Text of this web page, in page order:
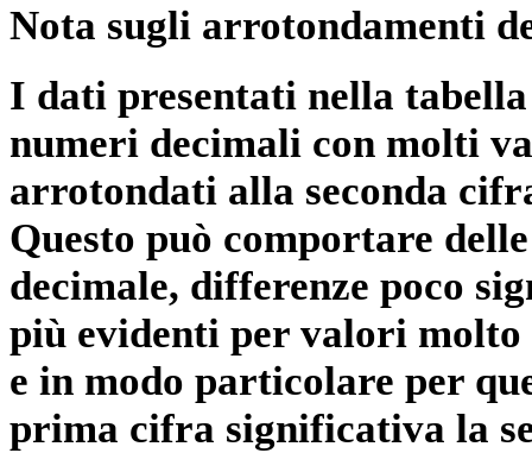
Nota sugli arrotondamenti
I dati presentati nella
numeri decimali con molti
arrotondati alla seconda
Questo può comportare
decimale, differenze poco
più evidenti per valori
e in modo particolare per
prima cifra significativa la